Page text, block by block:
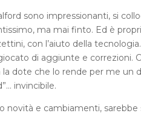
sono impressionanti, si
ma mai finto. Ed è
con l’aiuto della
di aggiunte e
la dote che lo rende per me un
invincibile.
novità e cambiamenti,